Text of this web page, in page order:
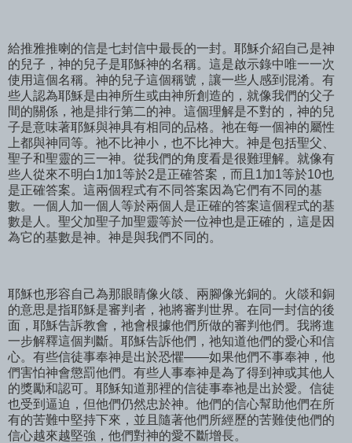
給推雅推喇的信是七封信中最長的一封。耶穌介紹自己是神
的兒子，神的兒子是耶穌神的名稱。這是啟示錄中唯一一次
使用這個名稱。神的兒子這個稱號，讓一些人感到混淆。有
些人認為耶穌是由神所生或由神所創造的，就像我們的父子
間的關係，祂是排行第二的神。這個理解是不對的，神的兒
子是意味著耶穌與神具有相同的品格。祂在每一個神的屬性
上都與神同等。祂不比神小，也不比神大。神是包括聖父、
聖子和聖靈的三一神。從我們的角度看是很難理解。就像有
些人從來不明白1加1等於2是正確答案，而且1加1等於10也
是正確答案。這兩個程式有不同答案因為它們有不同的基
數。一個人加一個人等於兩個人是正確的答案這個程式的基
數是人。聖父加聖子加聖靈等於一位神也是正確的，這是因
為它的基數是神。神是與我們不同的。
耶穌也形容自己為那眼睛像火燄、兩腳像光銅的。火燄和銅
的意思是指耶穌是審判者，祂將審判世界。在同一封信的後
面，耶穌告訴教會，祂會根據他們所做的審判他們。我將進
一步解釋這個判斷。耶穌告訴他們，祂知道他們的愛心和信
心。有些信徒事奉神是出於恐懼——如果他們不事奉神，他
們害怕神會懲罰他們。有些人事奉神是為了得到神或其他人
的獎勵和認可。耶穌知道那裡的信徒事奉祂是出於愛。信徒
也受到逼迫，但他們仍然忠於神。他們的信心幫助他們在所
有的苦難中堅持下來，並且隨著他們所經歷的苦難使他們的
信心越來越堅強，他們對神的愛不斷增長。